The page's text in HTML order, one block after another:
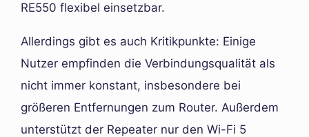
RE550 flexibel einsetzbar.
Allerdings gibt es auch Kritikpunkte: Einige
Nutzer empfinden die Verbindungsqualität als
nicht immer konstant, insbesondere bei
größeren Entfernungen zum Router. Außerdem
unterstützt der Repeater nur den Wi-Fi 5